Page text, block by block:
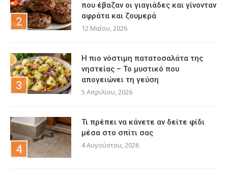
που έβαζαν οι γιαγιάδες και γίνονταν
αφράτα και ζουμερά
12 Μαΐου, 2026
Η πιο νόστιμη πατατοσαλάτα της
νηστείας – Το μυστικό που
απογειώνει τη γεύση
5 Απριλίου, 2026
Τι πρέπει να κάνετε αν δείτε φίδι
μέσα στο σπίτι σας
4 Αυγούστου, 2026